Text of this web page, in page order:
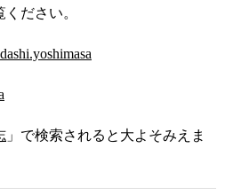
ださい。
」で検索されると大よそみえま